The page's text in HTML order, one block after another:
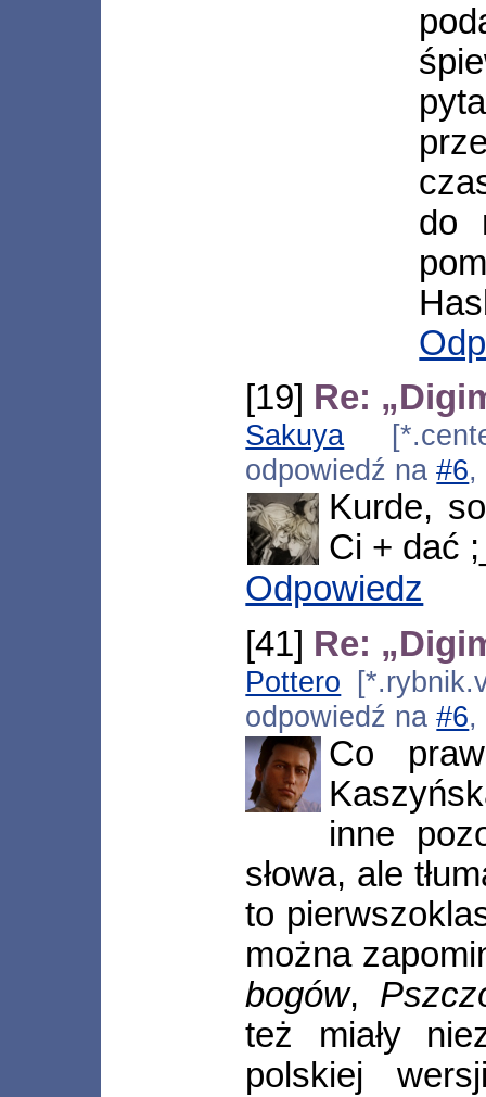
do
[19] Re:
Sakuya
odpowiedź na#6,
Kurde,
Ci + dać
Odpowiedz
[41] Re:
Pottero
odpowiedź na#6,
Co
inne
słowa, ale
to
można
bogów,
też miały
polskiej